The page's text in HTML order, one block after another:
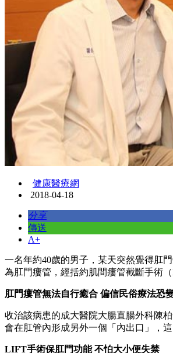
健康醫療網
2018-04-18
分享
傳送
A+
一名年約40歲的男子，某天突然覺得肛
為肛門瘻管，經括約肌間瘻管截斷手術
肛門瘻管無法自行癒合 偏信民俗療法恐
收治該病患的成大醫院大腸直腸外科陳
會在肛管內形成另外一個「內出口」，
LIFT手術保肛門功能 不怕大小便失禁